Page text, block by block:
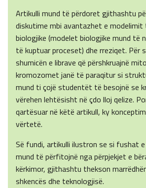
Artikulli mund të përdoret gjithashtu
diskutime mbi avantazhet e
biologjike (modelet biologjike mund të
të kuptuar proceset) dhe rreziqet. Për
shumicën e librave që përshkruajnë
kromozomet janë të paraqitur si
mund ti çojë studentët të besojnë se
vërehen lehtësisht në çdo lloj qelize.
qartësuar në këtë artikull, ky
vërtetë.
Së fundi, artikulli ilustron se si fushat
mund të përfitojnë nga përpjekjet e
kërkimor, gjithashtu thekson
shkencës dhe teknologjisë.